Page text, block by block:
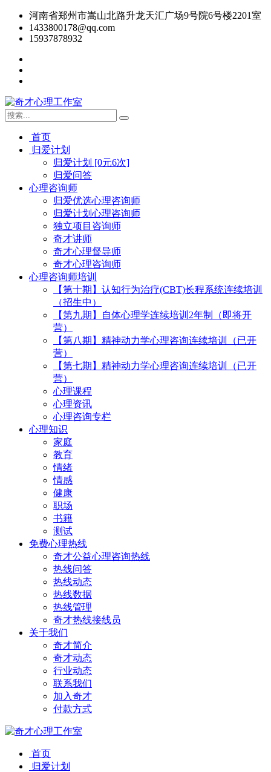
河南省郑州市嵩山北路升龙天汇广场9号院6号楼2201室
1433800178@qq.com
15937878932
首页
归爱计划
归爱计划 [0元6次]
归爱问答
心理咨询师
归爱优选心理咨询师
归爱计划心理咨询师
独立项目咨询师
奇才讲师
奇才心理督导师
奇才心理咨询师
心理咨询师培训
【第十期】认知行为治疗(CBT)长程系统连续培训
（招生中）
【第九期】自体心理学连续培训2年制（即将开
营）
【第八期】精神动力学心理咨询连续培训（已开
营）
【第七期】精神动力学心理咨询连续培训（已开
营）
心理课程
心理资讯
心理咨询专栏
心理知识
家庭
教育
情绪
情感
健康
职场
书籍
测试
免费心理热线
奇才公益心理咨询热线
热线问答
热线动态
热线数据
热线管理
奇才热线接线员
关于我们
奇才简介
奇才动态
行业动态
联系我们
加入奇才
付款方式
首页
归爱计划